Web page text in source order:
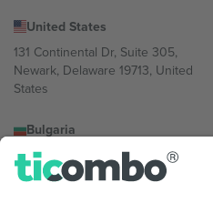
United States
131 Continental Dr, Suite 305,
Newark, Delaware 19713, United
States
Bulgaria
Regus Sofia City West, bul
Totleben 53-55, 1606 Sofia,